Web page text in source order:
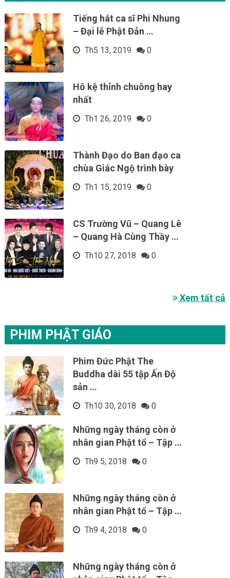
Tiếng hát ca sĩ Phi Nhung
– Đại lễ Phật Đản …
Th5 13, 2019 0
Hô kệ thỉnh chuông hay
nhất
Th1 26, 2019 0
Thành Đạo do Ban đạo ca
chùa Giác Ngộ trình bày
Th1 15, 2019 0
CS Trường Vũ – Quang Lê
– Quang Hà Cùng Thầy …
Th10 27, 2018 0
Xem tất cả
PHIM PHẬT GIÁO
Phim Đức Phật The
Buddha dài 55 tập Ấn Độ
sản …
Th10 30, 2018 0
Những ngày tháng còn ở
nhân gian Phật tổ – Tập …
Th9 5, 2018 0
Những ngày tháng còn ở
nhân gian Phật tổ – Tập …
Th9 4, 2018 0
Những ngày tháng còn ở